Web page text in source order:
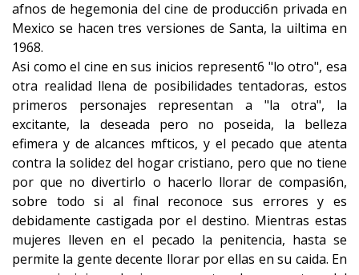
afnos de hegemonia del cine de producci6n privada en
Mexico se hacen tres versiones de Santa, la uiltima en
1968.
Asi como el cine en sus inicios represent6 "lo otro", esa
otra realidad llena de posibilidades tentadoras, estos
primeros personajes representan a "la otra", la
excitante, la deseada pero no poseida, la belleza
efimera y de alcances mfticos, y el pecado que atenta
contra la solidez del hogar cristiano, pero que no tiene
por que no divertirlo o hacerlo llorar de compasi6n,
sobre todo si al final reconoce sus errores y es
debidamente castigada por el destino. Mientras estas
mujeres lleven en el pecado la penitencia, hasta se
permite la gente decente llorar por ellas en su caida. En